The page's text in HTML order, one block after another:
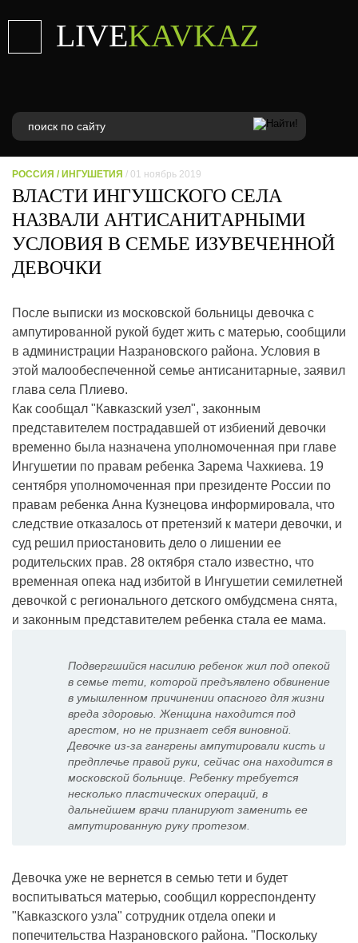
LIVEKAVKAZ
РОССИЯ / ИНГУШЕТИЯ / 01 ноябрь 2019
ВЛАСТИ ИНГУШСКОГО СЕЛА
НАЗВАЛИ АНТИСАНИТАРНЫМИ
УСЛОВИЯ В СЕМЬЕ ИЗУВЕЧЕННОЙ
ДЕВОЧКИ
После выписки из московской больницы девочка с
ампутированной рукой будет жить с матерью, сообщили
в администрации Назрановского района. Условия в
этой малообеспеченной семье антисанитарные, заявил
глава села Плиево.
Как сообщал "Кавказский узел", законным
представителем пострадавшей от избиений девочки
временно была назначена уполномоченная при главе
Ингушетии по правам ребенка Зарема Чахкиева. 19
сентября уполномоченная при президенте России по
правам ребенка Анна Кузнецова информировала, что
следствие отказалось от претензий к матери девочки, и
суд решил приостановить дело о лишении ее
родительских прав. 28 октября стало известно, что
временная опека над избитой в Ингушетии семилетней
девочкой с регионального детского омбудсмена снята,
и законным представителем ребенка стала ее мама.
Подвергшийся насилию ребенок жил под опекой
в семье тети, которой предъявлено обвинение
в умышленном причинении опасного для жизни
вреда здоровью. Женщина находится под
арестом, но не признает себя виновной.
Девочке из-за гангрены ампутировали кисть и
предплечье правой руки, сейчас она находится в
московской больнице. Ребенку требуется
несколько пластических операций, в
дальнейшем врачи планируют заменить ее
ампутированную руку протезом.
Девочка уже не вернется в семью тети и будет
воспитываться матерью, сообщил корреспонденту
"Кавказского узла" сотрудник отдела опеки и
попечительства Назрановского района. "Поскольку